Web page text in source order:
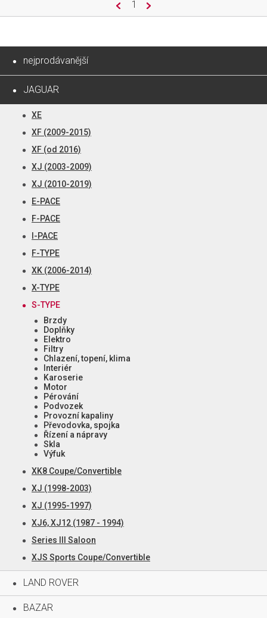
1
nejprodávanější
JAGUAR
XE
XF (2009-2015)
XF (od 2016)
XJ (2003-2009)
XJ (2010-2019)
E-PACE
F-PACE
I-PACE
F-TYPE
XK (2006-2014)
X-TYPE
S-TYPE
Brzdy
Doplňky
Elektro
Filtry
Chlazení, topení, klima
Interiér
Karoserie
Motor
Pérování
Podvozek
Provozní kapaliny
Převodovka, spojka
Řízení a nápravy
Skla
Výfuk
XK8 Coupe/Convertible
XJ (1998-2003)
XJ (1995-1997)
XJ6, XJ12 (1987 - 1994)
Series III Saloon
XJS Sports Coupe/Convertible
LAND ROVER
BAZAR